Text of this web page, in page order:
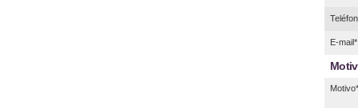
E-